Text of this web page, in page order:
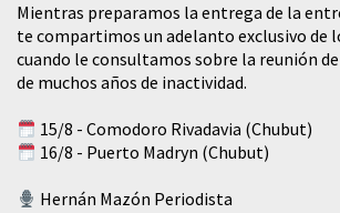
Mientras preparamos la entrega de la
te compartimos un adelanto exclusivo de
cuando le consultamos sobre la reunión
de muchos años de inactividad.
15/8 - Comodoro Rivadavia (Chubut)
16/8 - Puerto Madryn (Chubut)
Hernán Mazón Periodista